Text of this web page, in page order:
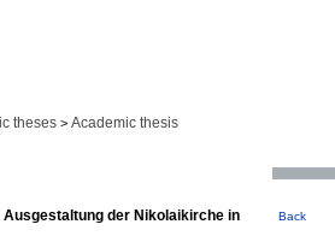
theses > Academic thesis
der Nikolaikirche in
Back